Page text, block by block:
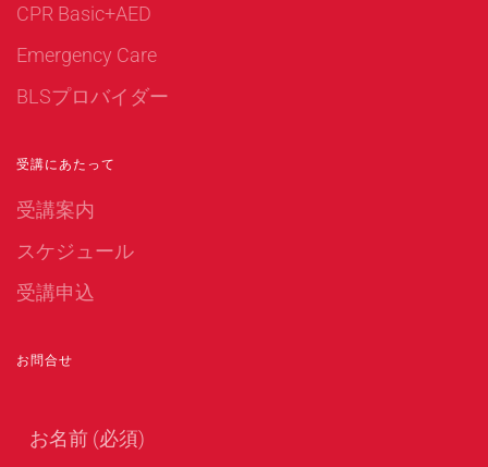
CPR Basic+AED
Emergency Care
BLSプロバイダー
受講にあたって
受講案内
スケジュール
受講申込
お問合せ
お名前 (必須)